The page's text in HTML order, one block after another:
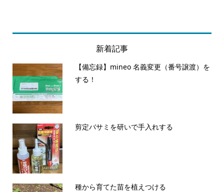
新着記事
【備忘録】mineo 名義変更（番号譲渡）を
する！
剪定バサミを研いで手入れする
種から育てた苗を植えつける